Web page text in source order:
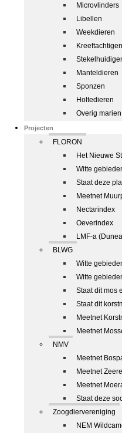
Microvlinders
Libellen
Weekdieren
Kreeftachtigen
Manteldieren
Sponzen
Holtedieren
Overig marien
Projecten
FLORON
Het Nieuwe
Witte
Staat deze
Meetnet
Nectarindex
Oeverindex
LMF-a
BLWG
Witte
Witte
Staat dit mos
Staat dit
Meetnet
Meetnet
NMV
Meetnet
Meetnet
Meetnet
Staat deze
Zoogdiervereniging
NEM